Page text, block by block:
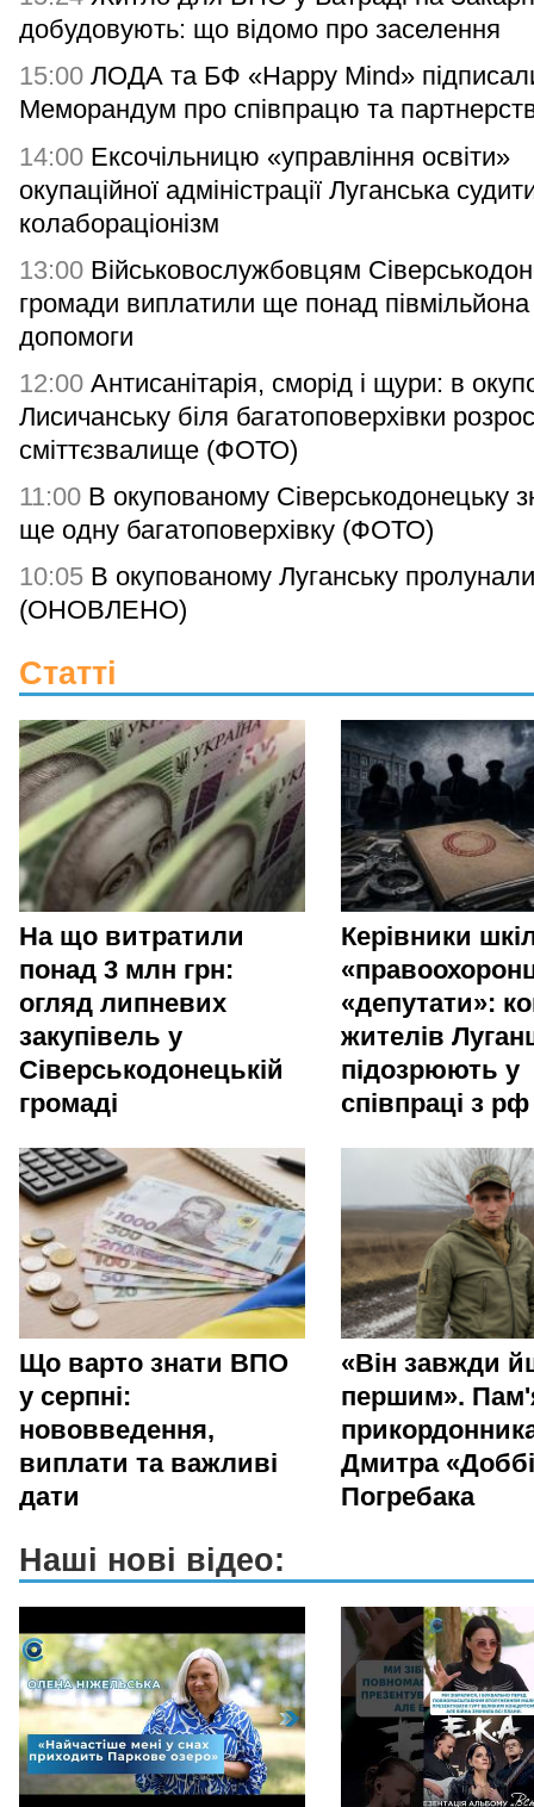
добудовують: що відомо про заселення
15:00 ЛОДА та БФ «Happy Mind»
Меморандум про співпрацю та
14:00 Ексочільницю «управління освіти»
окупаційної адміністрації Луганська
колабораціонізм
13:00 Військовослужбовцям
громади виплатили ще понад півмільйона
допомоги
12:00 Антисанітарія, сморід і щури: в
Лисичанську біля багатоповерхівки
сміттєзвалище (ФОТО)
11:00 В окупованому Сіверськодонецьку
ще одну багатоповерхівку (ФОТО)
10:05 В окупованому Луганську
(ОНОВЛЕНО)
Статті
На що витратили
понад 3 млн грн:
огляд липневих
закупівель у
Сіверськодонецькій
громаді
Керівники
«депутати»:
жителів
підозрюють у
співпраці з рф
Що варто знати ВПО
у серпні:
нововведення,
виплати та важливі
дати
«Він завжди
першим».
Дмитра
Погребака
Наші нові відео: